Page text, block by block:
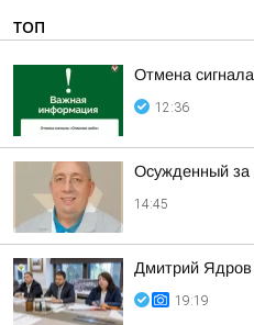
ТОП
Отмена
12:36
Осужденный за
14:45
Дмитрий Ядров
19:19